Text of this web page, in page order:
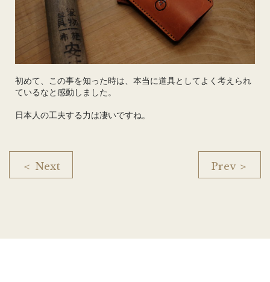
初めて、この事を知った時は、本当に道具としてよく考えられ
ているなと感動しました。
日本人の工夫する力は凄いですね。
＜ Next Prev ＞